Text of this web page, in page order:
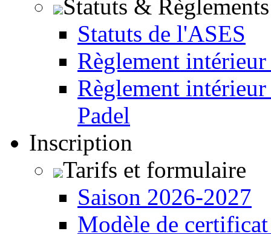
Statuts & Règlements
Statuts de l'ASES
Règlement
Règlement
Padel
Inscription
Tarifs et formulaire
Saison 2026-2027
Modèle de